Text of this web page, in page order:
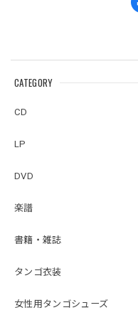
CATEGORY
CD
LP
DVD
楽譜
書籍・雑誌
タンゴ衣装
女性用タンゴシューズ